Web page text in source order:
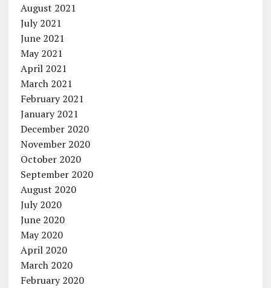
August 2021
July 2021
June 2021
May 2021
April 2021
March 2021
February 2021
January 2021
December 2020
November 2020
October 2020
September 2020
August 2020
July 2020
June 2020
May 2020
April 2020
March 2020
February 2020